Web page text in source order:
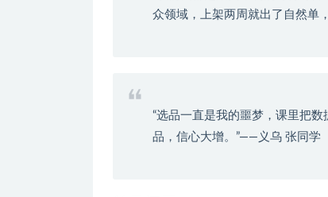
众领域，上架两周就出了自然单
“选品一直是我的噩梦，课里把
品，信心大增。”——义乌 张同学